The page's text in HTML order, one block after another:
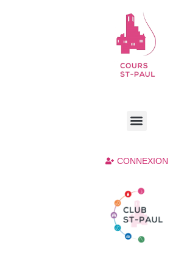
CONNEXION